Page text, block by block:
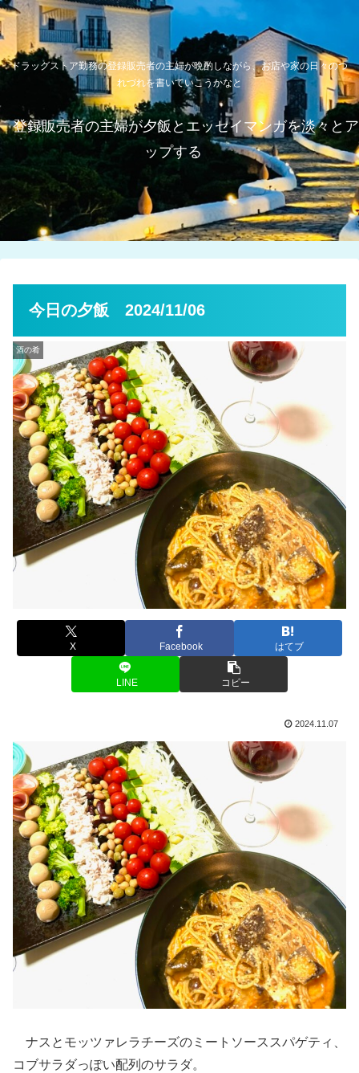
ドラッグストア勤務の登録販売者の主婦が晩酌しながら、お店や家の日々のつ
れづれを書いていこうかなと
登録販売者の主婦が夕飯とエッセイマンガを淡々とア
ップする
今日の夕飯 2024/11/06
酒の肴
X Facebook はてブ
LINE コピー
2024.11.07
ナスとモッツァレラチーズのミートソーススパゲティ、
コブサラダっぽい配列のサラダ。